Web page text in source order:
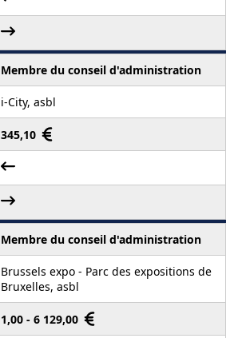
Membre du conseil d'administration
i-City, asbl
345,10
Membre du conseil d'administration
Brussels expo - Parc des expositions de
Bruxelles, asbl
1,00 - 6 129,00